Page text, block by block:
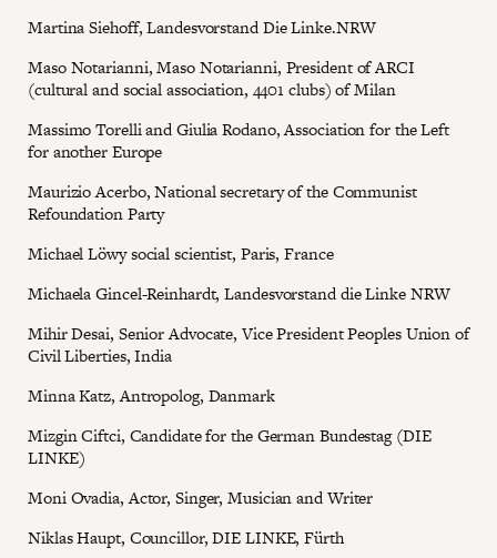
Martina Siehoff, Landesvorstand Die Linke.NRW
Maso Notarianni, Maso Notarianni, President of ARCI
(cultural and social association, 4401 clubs) of Milan
Massimo Torelli and Giulia Rodano, Association for the Left
for another Europe
Maurizio Acerbo, National secretary of the Communist
Refoundation Party
Michael Löwy social scientist, Paris, France
Michaela Gincel-Reinhardt, Landesvorstand die Linke NRW
Mihir Desai, Senior Advocate, Vice President Peoples Union of
Civil Liberties, India
Minna Katz, Antropolog, Danmark
Mizgin Ciftci, Candidate for the German Bundestag (DIE
LINKE)
Moni Ovadia, Actor, Singer, Musician and Writer
Niklas Haupt, Councillor, DIE LINKE, Fürth